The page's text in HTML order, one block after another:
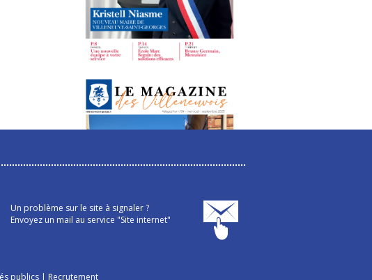
Un problème sur le site à signaler ?
Envoyez un mail au service "Site internet"
publics| Recrutement